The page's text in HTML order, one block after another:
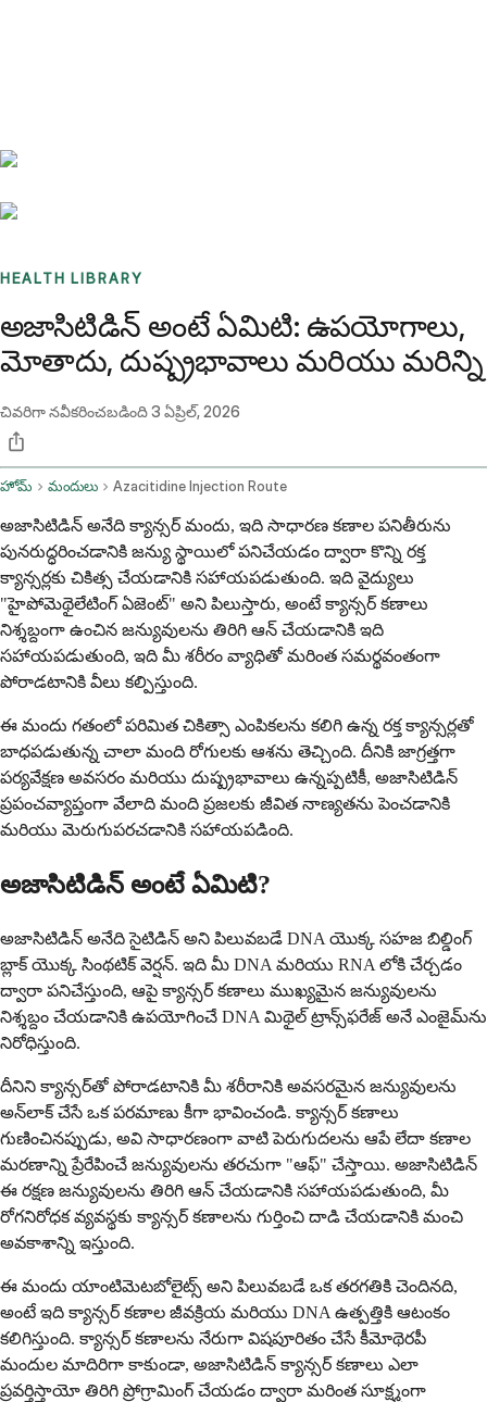
HEALTH LIBRARY
అజాసిటిడిన్ అంటే ఏమిటి: ఉపయోగాలు,
మోతాదు, దుష్ప్రభావాలు మరియు మరిన్ని
చివరిగా నవీకరించబడింది3 ఏప్రిల్, 2026
హోమ్ మందులు Azacitidine Injection Route
అజాసిటిడిన్ అనేది క్యాన్సర్ మందు, ఇది సాధారణ కణాల పనితీరును
పునరుద్ధరించడానికి జన్యు స్థాయిలో పనిచేయడం ద్వారా కొన్ని రక్త
క్యాన్సర్లకు చికిత్స చేయడానికి సహాయపడుతుంది. ఇది వైద్యులు
"హైపోమెథైలేటింగ్ ఏజెంట్" అని పిలుస్తారు, అంటే క్యాన్సర్ కణాలు
నిశ్శబ్దంగా ఉంచిన జన్యువులను తిరిగి ఆన్ చేయడానికి ఇది
సహాయపడుతుంది, ఇది మీ శరీరం వ్యాధితో మరింత సమర్థవంతంగా
పోరాడటానికి వీలు కల్పిస్తుంది.
ఈ మందు గతంలో పరిమిత చికిత్సా ఎంపికలను కలిగి ఉన్న రక్త క్యాన్సర్లతో
బాధపడుతున్న చాలా మంది రోగులకు ఆశను తెచ్చింది. దీనికి జాగ్రత్తగా
పర్యవేక్షణ అవసరం మరియు దుష్ప్రభావాలు ఉన్నప్పటికీ, అజాసిటిడిన్
ప్రపంచవ్యాప్తంగా వేలాది మంది ప్రజలకు జీవిత నాణ్యతను పెంచడానికి
మరియు మెరుగుపరచడానికి సహాయపడింది.
అజాసిటిడిన్ అంటే ఏమిటి?
అజాసిటిడిన్ అనేది సైటిడిన్ అని పిలువబడే DNA యొక్క సహజ బిల్డింగ్
బ్లాక్ యొక్క సింథటిక్ వెర్షన్. ఇది మీ DNA మరియు RNA లోకి చేర్చడం
ద్వారా పనిచేస్తుంది, ఆపై క్యాన్సర్ కణాలు ముఖ్యమైన జన్యువులను
నిశ్శబ్దం చేయడానికి ఉపయోగించే DNA మిథైల్ ట్రాన్స్‌ఫరేజ్ అనే ఎంజైమ్‌ను
నిరోధిస్తుంది.
దీనిని క్యాన్సర్‌తో పోరాడటానికి మీ శరీరానికి అవసరమైన జన్యువులను
అన్‌లాక్ చేసే ఒక పరమాణు కీగా భావించండి. క్యాన్సర్ కణాలు
గుణించినప్పుడు, అవి సాధారణంగా వాటి పెరుగుదలను ఆపే లేదా కణాల
మరణాన్ని ప్రేరేపించే జన్యువులను తరచుగా "ఆఫ్" చేస్తాయి. అజాసిటిడిన్
ఈ రక్షణ జన్యువులను తిరిగి ఆన్ చేయడానికి సహాయపడుతుంది, మీ
రోగనిరోధక వ్యవస్థకు క్యాన్సర్ కణాలను గుర్తించి దాడి చేయడానికి మంచి
అవకాశాన్ని ఇస్తుంది.
ఈ మందు యాంటిమెటబోలైట్స్ అని పిలువబడే ఒక తరగతికి చెందినది,
అంటే ఇది క్యాన్సర్ కణాల జీవక్రియ మరియు DNA ఉత్పత్తికి ఆటంకం
కలిగిస్తుంది. క్యాన్సర్ కణాలను నేరుగా విషపూరితం చేసే కీమోథెరపీ
మందుల మాదిరిగా కాకుండా, అజాసిటిడిన్ క్యాన్సర్ కణాలు ఎలా
ప్రవర్తిస్తాయో తిరిగి ప్రోగ్రామింగ్ చేయడం ద్వారా మరింత సూక్ష్మంగా